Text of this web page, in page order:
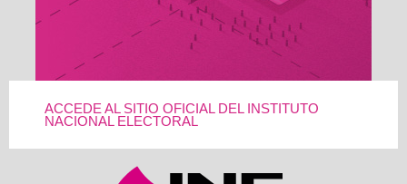
ACCEDE AL SITIO OFICIAL DEL INSTITUTO
NACIONAL ELECTORAL